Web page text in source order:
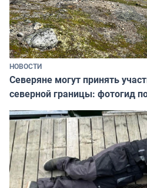
НОВОСТИ
Северяне могут принять
северной границы: фотогид